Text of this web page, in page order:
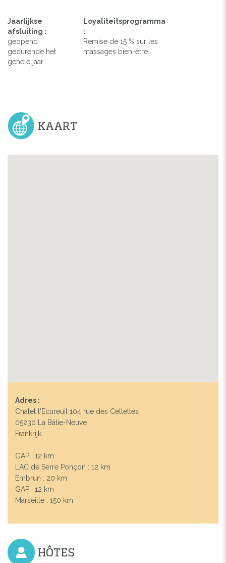
Jaarlijkse
afsluiting :
geopend
gedurende het
gehele jaar
Loyaliteitsprogramma
:
Remise de 15 % sur les
massages bien-être.
KAART
Adres :
Chalet l'Ecureuil 104 rue des Cellettes
05230 La Bâtie-Neuve
Frankrijk
GAP : 12 km
LAC de Serre Ponçon : 12 km
Embrun : 20 km
GAP : 12 km
Marseille : 150 km
HÔTES